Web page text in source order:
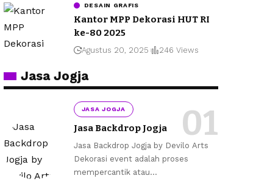
DESAIN GRAFIS
Kantor MPP Dekorasi HUT RI
ke-80 2025
Agustus 20, 2025 246 Views
Jasa Jogja
JASA JOGJA
Jasa Backdrop Jogja
Jasa Backdrop Jogja by Devilo Arts
Dekorasi event adalah proses
mempercantik atau…